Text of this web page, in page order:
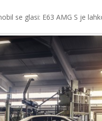
se glasi: E63 AMG S je